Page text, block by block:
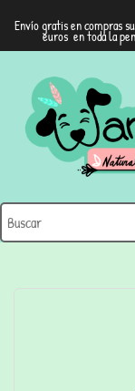
Envío gratis en compras
euros en toda la